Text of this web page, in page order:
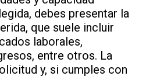
debes presentar la
que suele incluir
laborales,
entre otros. La
y, si cumples con